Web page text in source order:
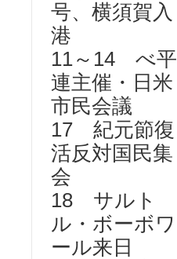
号、横須賀入
港
11～14 べ平
連主催・日米
市民会議
17 紀元節復
活反対国民集
会
18 サルト
ル・ボーボワ
ール来日